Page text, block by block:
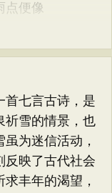
点便像
七言古诗，是
祈雪的情景，也
为迷信活动，
反映了古代社会
丰年的渴望，